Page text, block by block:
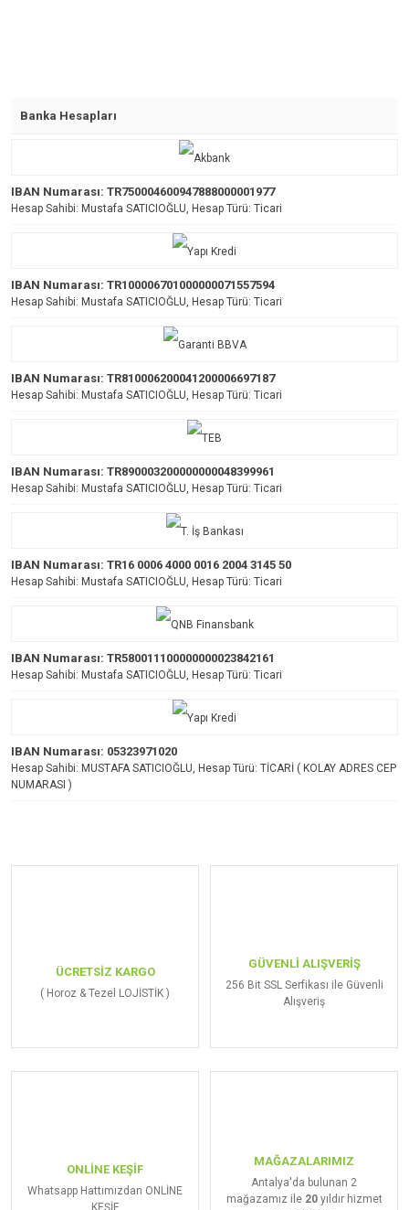
Banka Hesapları
IBAN Numarası: TR750004600947888000001977
Hesap Sahibi: Mustafa SATICIOĞLU, Hesap Türü: Ticari
IBAN Numarası: TR100006701000000071557594
Hesap Sahibi: Mustafa SATICIOĞLU, Hesap Türü: Ticari
IBAN Numarası: TR810006200041200006697187
Hesap Sahibi: Mustafa SATICIOĞLU, Hesap Türü: Ticari
IBAN Numarası: TR890003200000000048399961
Hesap Sahibi: Mustafa SATICIOĞLU, Hesap Türü: Ticari
IBAN Numarası: TR16 0006 4000 0016 2004 3145 50
Hesap Sahibi: Mustafa SATICIOĞLU, Hesap Türü: Ticari
IBAN Numarası: TR580011100000000023842161
Hesap Sahibi: Mustafa SATICIOĞLU, Hesap Türü: Ticari
IBAN Numarası: 05323971020
Hesap Sahibi: MUSTAFA SATICIOĞLU, Hesap Türü: TİCARİ ( KOLAY ADRES CEP
NUMARASI )
ÜCRETSİZ KARGO
( Horoz & Tezel LOJİSTİK )
GÜVENLİ ALIŞVERİŞ
256 Bit SSL Serfikası ile Güvenli
Alışveriş
ONLİNE KEŞİF
Whatsapp Hattımızdan ONLİNE
KEŞİF
MAĞAZALARIMIZ
Antalya'da bulunan 2
mağazamız ile 20yıldır hizmet